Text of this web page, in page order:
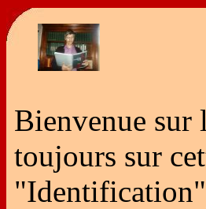
Bienvenue sur
toujours sur